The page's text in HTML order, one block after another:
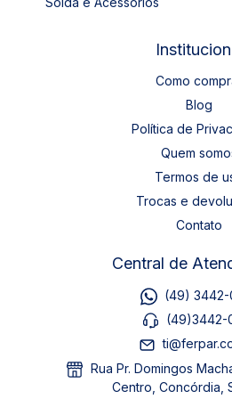
Como
Blog
Política de
Quem
Termos de
Trocas e
Contato
Central de
(49) 3442-
(49)3442-
Rua Pr. Domingos
Centro, Concórdia,